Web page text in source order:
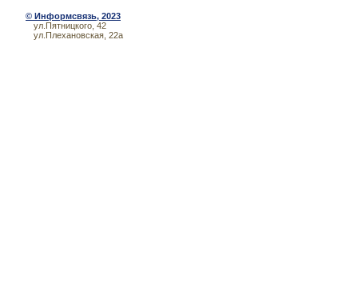
© Информсвязь, 2023
ул.Пятницкого, 42
ул.Плехановская, 22а